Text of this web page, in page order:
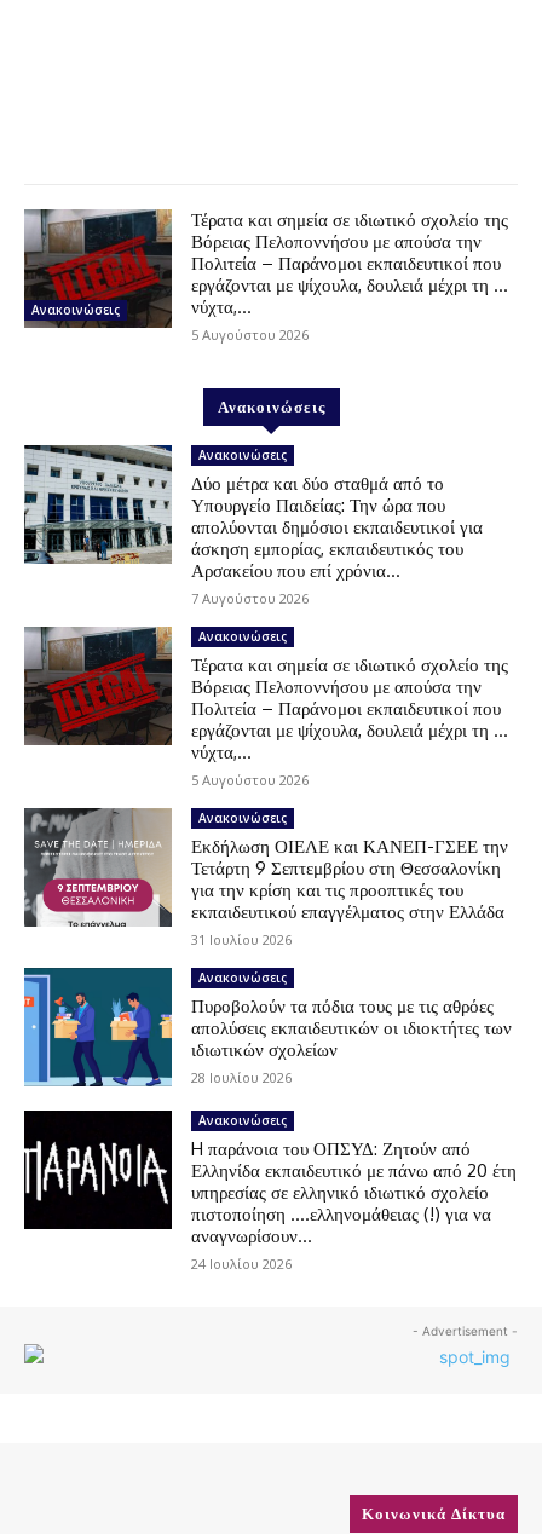
Ανακοινώσεις
Τέρατα και σημεία σε ιδιωτικό σχολείο της
Βόρειας Πελοποννήσου με απούσα την
Πολιτεία – Παράνομοι εκπαιδευτικοί που
εργάζονται με ψίχουλα, δουλειά μέχρι τη …
νύχτα,...
5 Αυγούστου 2026
Ανακοινώσεις
Ανακοινώσεις
Δύο μέτρα και δύο σταθμά από το
Υπουργείο Παιδείας: Την ώρα που
απολύονται δημόσιοι εκπαιδευτικοί για
άσκηση εμπορίας, εκπαιδευτικός του
Αρσακείου που επί χρόνια...
7 Αυγούστου 2026
Ανακοινώσεις
Τέρατα και σημεία σε ιδιωτικό σχολείο της
Βόρειας Πελοποννήσου με απούσα την
Πολιτεία – Παράνομοι εκπαιδευτικοί που
εργάζονται με ψίχουλα, δουλειά μέχρι τη …
νύχτα,...
5 Αυγούστου 2026
Ανακοινώσεις
Εκδήλωση ΟΙΕΛΕ και ΚΑΝΕΠ-ΓΣΕΕ την
Τετάρτη 9 Σεπτεμβρίου στη Θεσσαλονίκη
για την κρίση και τις προοπτικές του
εκπαιδευτικού επαγγέλματος στην Ελλάδα
31 Ιουλίου 2026
Ανακοινώσεις
Πυροβολούν τα πόδια τους με τις αθρόες
απολύσεις εκπαιδευτικών οι ιδιοκτήτες των
ιδιωτικών σχολείων
28 Ιουλίου 2026
Ανακοινώσεις
H παράνοια του ΟΠΣΥΔ: Ζητούν από
Ελληνίδα εκπαιδευτικό με πάνω από 20 έτη
υπηρεσίας σε ελληνικό ιδιωτικό σχολείο
πιστοποίηση ….ελληνομάθειας (!) για να
αναγνωρίσουν...
24 Ιουλίου 2026
- Advertisement -
Κοινωνικά Δίκτυα